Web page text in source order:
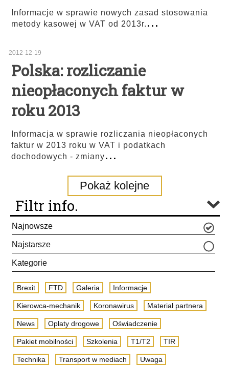
Informacje w sprawie nowych zasad stosowania
metody kasowej w VAT od 2013r....
2012-12-19
Polska: rozliczanie
nieopłaconych faktur w
roku 2013
Informacja w sprawie rozliczania nieopłaconych
faktur w 2013 roku w VAT i podatkach
dochodowych - zmiany...
Pokaż kolejne
Filtr info.
Najnowsze
Najstarsze
Kategorie
Brexit FTD Galeria Informacje
Kierowca-mechanik Koronawirus Materiał partnera
News Opłaty drogowe Oświadczenie
Pakiet mobilności Szkolenia T1/T2 TIR
Technika Transport w mediach Uwaga